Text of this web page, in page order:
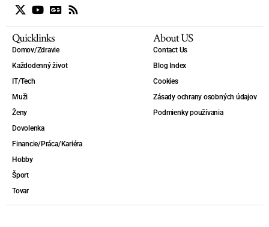
Quicklinks
Domov/Zdravie
Každodenný život
IT/Tech
Muži
Ženy
Dovolenka
Financie/Práca/Kariéra
Hobby
Šport
Tovar
About US
Contact Us
Blog Index
Cookies
Zásady ochrany osobných údajov
Podmienky používania